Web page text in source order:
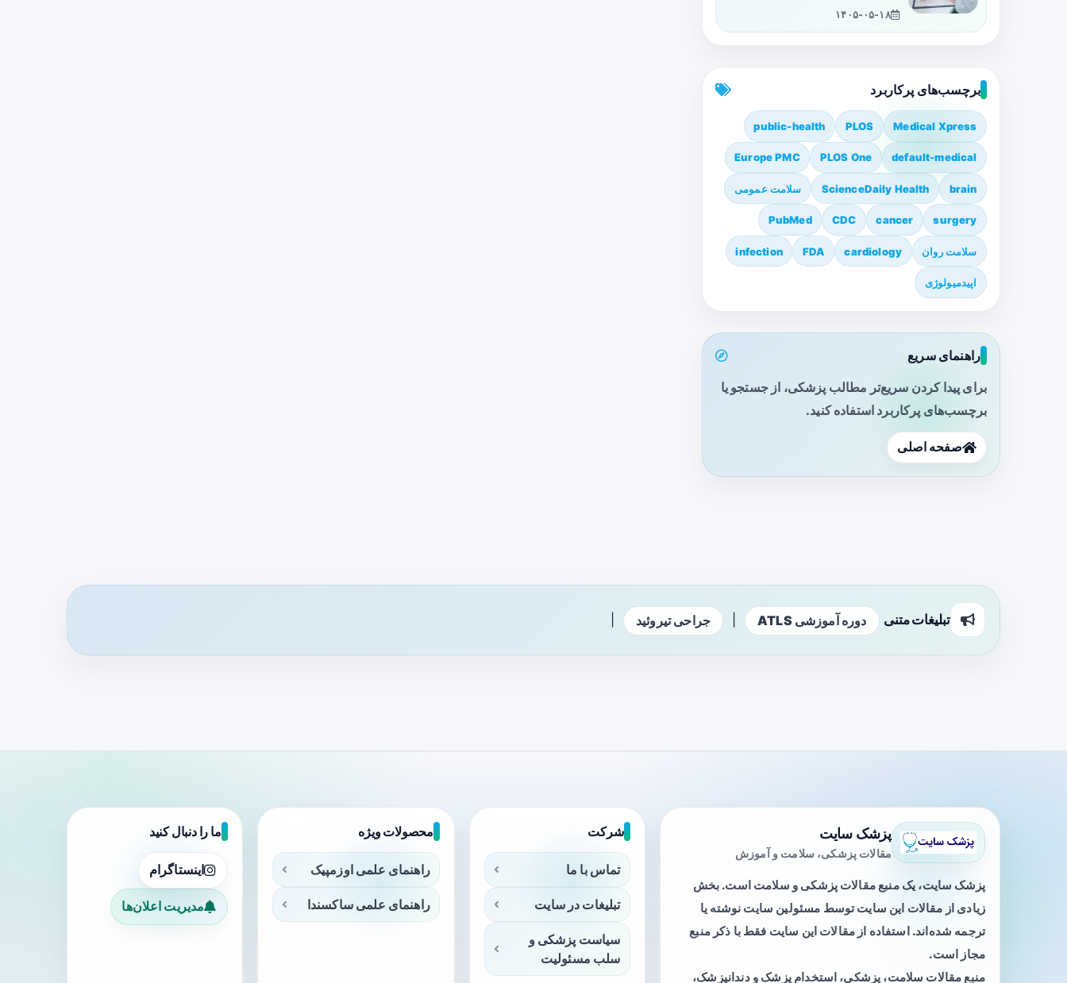
۱۴۰۵-۰۵-۱۸
برچسب‌های پرکاربرد
Medical Xpress
PLOS
public-health
default-medical
PLOS One
Europe PMC
brain
ScienceDaily Health سلامت عمومی
surgery
cancer
CDC
PubMed
سلامت روان cardiology
FDA
infection
اپیدمیولوژی
راهنمای سریع
برای پیدا کردن سریع‌تر مطالب پزشکی، از جستجو یا
برچسب‌های پرکاربرد استفاده کنید.
صفحه اصلی
تبلیغات متنی دوره آموزشی ATLS جراحی تیروئید
پزشک سایت
مقالات پزشکی، سلامت و آموزش
پزشک سایت، یک منبع مقالات پزشکی و سلامت است. بخش
زیادی از مقالات این سایت توسط مسئولین سایت نوشته یا
ترجمه شده‌اند. استفاده از مقالات این سایت فقط با ذکر منبع
مجاز است.
منبع مقالات سلامت، پزشکی، استخدام پزشک و دندانپزشک،
شرکت
تماس با ما
تبلیغات در سایت
سیاست پزشکی و
سلب مسئولیت
محصولات ویژه
راهنمای علمی اوزمپیک
راهنمای علمی ساکسندا
ما را دنبال کنید
اینستاگرام
مدیریت اعلان‌ها